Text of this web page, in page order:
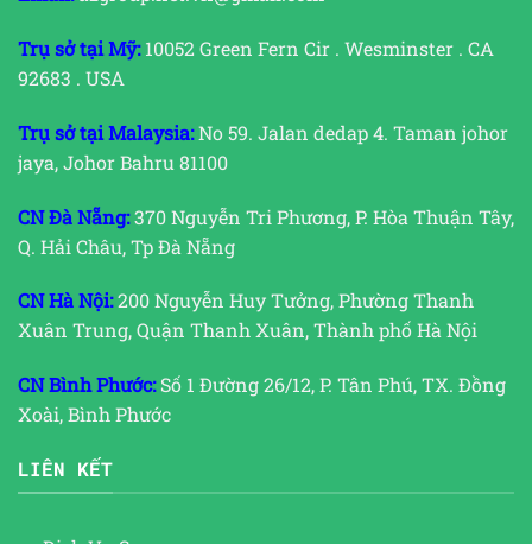
Trụ sở tại Mỹ:10052 Green Fern Cir . Wesminster . CA
92683 . USA
Trụ sở tại Malaysia:No 59. Jalan dedap 4. Taman johor
jaya, Johor Bahru 81100
CN Đà Nẵng:370 Nguyễn Tri Phương, P. Hòa Thuận Tây,
Q. Hải Châu, Tp Đà Nẵng
CN Hà Nội:200 Nguyễn Huy Tưởng, Phường Thanh
Xuân Trung, Quận Thanh Xuân, Thành phố Hà Nội
CN Bình Phước:Số 1 Đường 26/12, P. Tân Phú, TX. Đồng
Xoài, Bình Phước
LIÊN KẾT